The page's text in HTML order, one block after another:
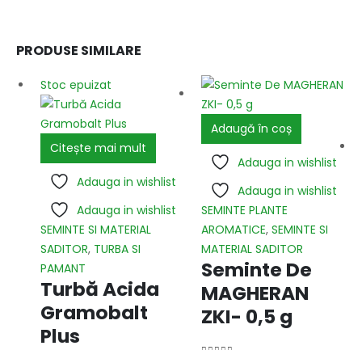
PRODUSE SIMILARE
Stoc epuizat
Citește mai mult
Adauga in wishlist
Adauga in wishlist
SEMINTE SI MATERIAL
SADITOR, TURBA SI
PAMANT
Turbă Acida
Gramobalt
Plus
Adaugă în coș
Adauga in wishlist
Adauga in wishlist
SEMINTE PLANTE
AROMATICE, SEMINTE SI
MATERIAL SADITOR
Seminte De
MAGHERAN
ZKI- 0,5 g